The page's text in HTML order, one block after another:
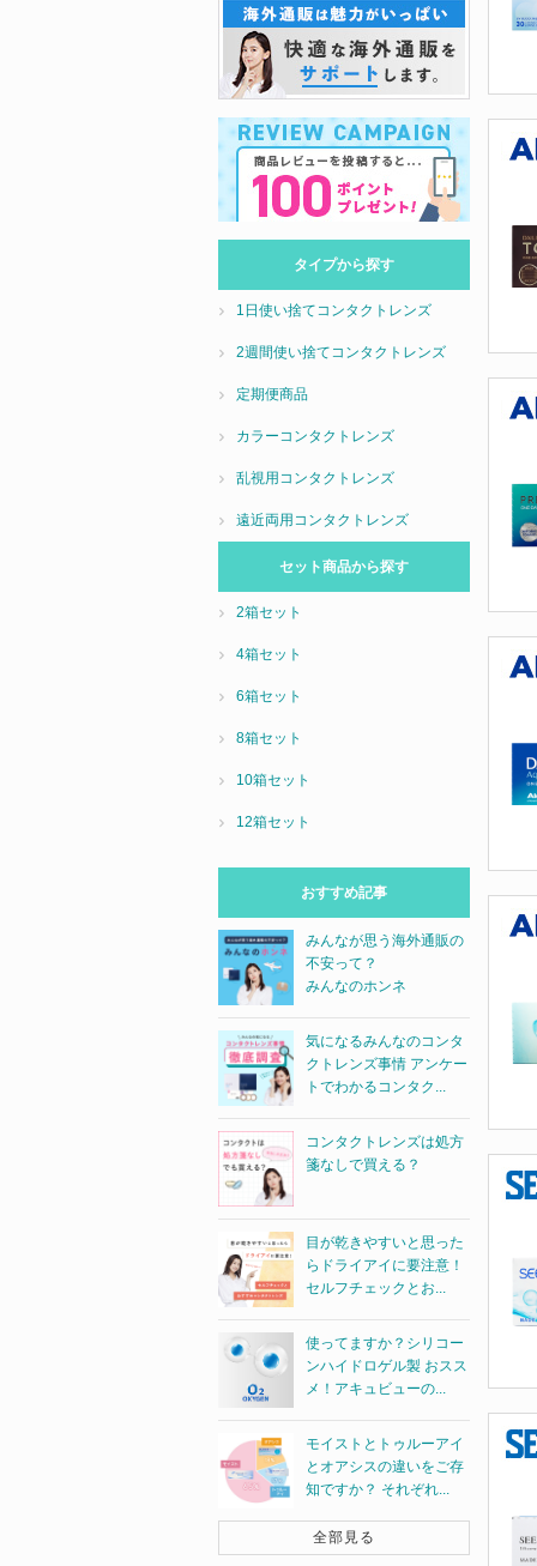
タイプから探す
1日使い捨てコンタクトレンズ
2週間使い捨てコンタクトレンズ
定期便商品
カラーコンタクトレンズ
乱視用コンタクトレンズ
遠近両用コンタクトレンズ
セット商品から探す
2箱セット
4箱セット
6箱セット
8箱セット
10箱セット
12箱セット
おすすめ記事
みんなが思う海外通販の
不安って？
みんなのホンネ
気になるみんなのコンタ
クトレンズ事情 アンケー
トでわかるコンタク...
コンタクトレンズは処方
箋なしで買える？
目が乾きやすいと思った
らドライアイに要注意！
セルフチェックとお...
使ってますか？シリコー
ンハイドロゲル製 おスス
メ！アキュビューの...
モイストとトゥルーアイ
とオアシスの違いをご存
知ですか？ それぞれ...
全部見る